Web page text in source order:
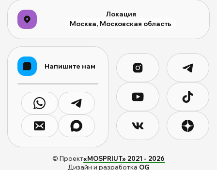
Локация
Москва, Московская область
Напишите нам
© Проект«MOSPRIUT» 2021 - 2026
Дизайн и разработка OG